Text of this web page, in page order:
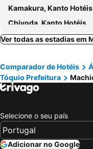
Line Cube Shibuya
Ebisu Station
Kamakura, Kanto Hotéis
Chiyoda, Kanto Hotéis
Saitama, Kanto Hotéis
Fuefuki, Chubu e Hokuriku
Yugawara, Kanto Hotéis
Tomisato, Kanto Hotéis
Sendai, Tohoku Hotéis
Zao, Tohoku Hotéis
Higashimatsushima, Tohoku
Ver todas as estadias em
Comparador de Hotéis
Tóquio Prefeitura
Selecione o seu país
Adicionar no Google